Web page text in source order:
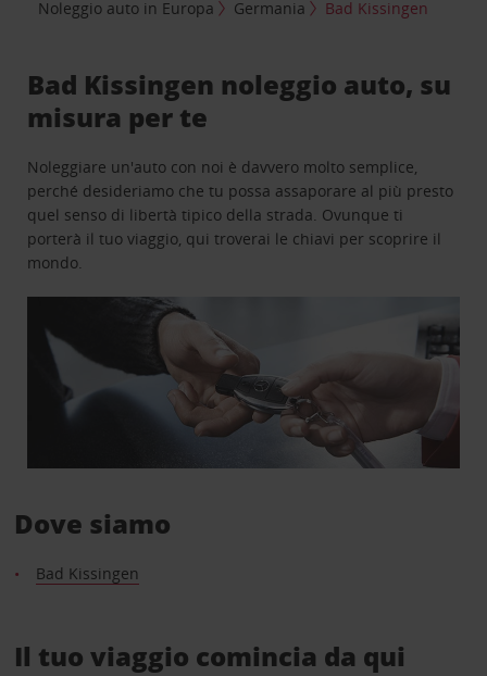
Noleggio auto in Europa
Germania Bad Kissingen
Bad Kissingen noleggio auto, su
misura per te
Noleggiare un'auto con noi è davvero molto semplice,
perché desideriamo che tu possa assaporare al più presto
quel senso di libertà tipico della strada. Ovunque ti
porterà il tuo viaggio, qui troverai le chiavi per scoprire il
mondo.
Dove siamo
Bad Kissingen
Il tuo viaggio comincia da qui